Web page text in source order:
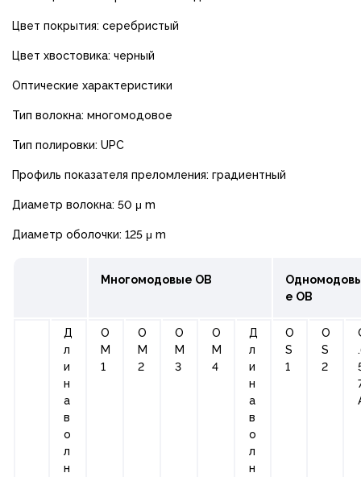
Цвет покрытия: серебристый
Цвет хвостовика: черный
Оптические характеристики
Тип волокна: многомодовое
Тип полировки: UPC
Профиль показателя преломления: градиентный
Диаметр волокна: 50 μ m
Диаметр оболочки: 125 μ m
Многомодовые ОВ
е ОВ
Д
л
и
н
а
в
о
л
н
О
М
1
О
М
2
О
М
3
О
М
4
Д
л
и
н
а
в
о
л
н
О
S
1
O
S
2